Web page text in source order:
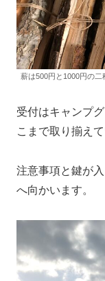
薪は500円と1000円の二
受付はキャンプ
こまで取り揃え
注意事項と鍵が
へ向かいます。